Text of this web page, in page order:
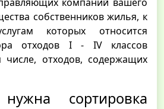
собственников жилья, к
которых относится
отходов I - IV классов
числе, отходов, содержащих
сортировка